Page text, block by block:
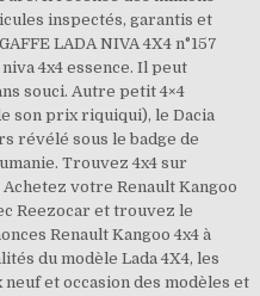
inspectés, garantis et
LADA NIVA 4X4 n°157
4x4 essence. Il peut
souci. Autre petit 4×4
son prix riquiqui), le Dacia
révélé sous le badge de
Trouvez 4x4 sur
votre Renault Kangoo
Reezocar et trouvez le
Renault Kangoo 4x4 à
du modèle Lada 4X4, les
et occasion des modèles et